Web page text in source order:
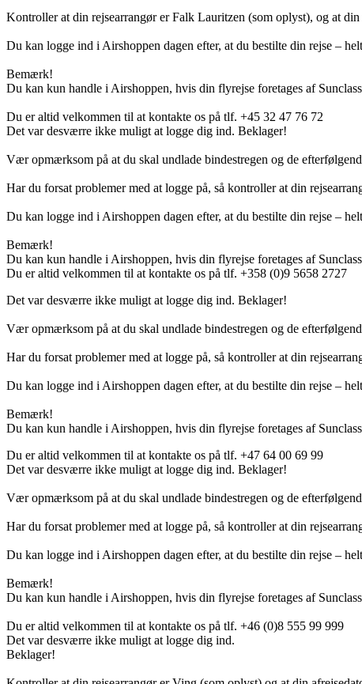
Kontroller at din rejsearrangør er Falk Lauritzen (som oplyst), og at
Du kan logge ind i Airshoppen dagen efter, at du bestilte din rejse –
Bemærk!
Du kan kun handle i Airshoppen, hvis din flyrejse foretages af
Du er altid velkommen til at kontakte os på tlf. +45 32 47 76 72
Det var desværre ikke muligt at logge dig ind. Beklager!
Vær opmærksom på at du skal undlade bindestregen og de
Har du forsat problemer med at logge på, så kontroller at din
Du kan logge ind i Airshoppen dagen efter, at du bestilte din rejse –
Bemærk!
Du kan kun handle i Airshoppen, hvis din flyrejse foretages af
Du er altid velkommen til at kontakte os på tlf. +358 (0)9 5658 2727
Det var desværre ikke muligt at logge dig ind. Beklager!
Vær opmærksom på at du skal undlade bindestregen og de
Har du forsat problemer med at logge på, så kontroller at din
Du kan logge ind i Airshoppen dagen efter, at du bestilte din rejse –
Bemærk!
Du kan kun handle i Airshoppen, hvis din flyrejse foretages af
Du er altid velkommen til at kontakte os på tlf. +47 64 00 69 99
Det var desværre ikke muligt at logge dig ind. Beklager!
Vær opmærksom på at du skal undlade bindestregen og de
Har du forsat problemer med at logge på, så kontroller at din
Du kan logge ind i Airshoppen dagen efter, at du bestilte din rejse –
Bemærk!
Du kan kun handle i Airshoppen, hvis din flyrejse foretages af
Du er altid velkommen til at kontakte os på tlf. +46 (0)8 555 99 999
Det var desværre ikke muligt at logge dig ind.
Beklager!